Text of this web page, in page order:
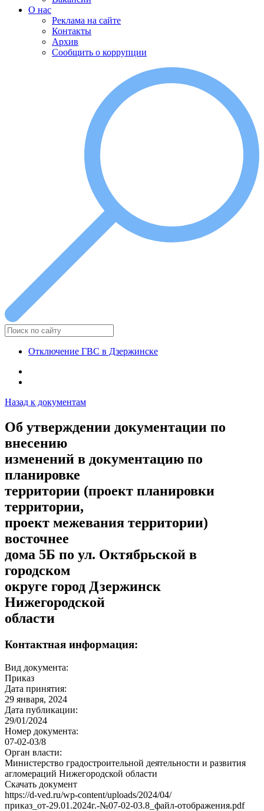
О нас
Реклама на сайте
Контакты
Архив
Сообщить о коррупции
Отключение ГВС в Дзержинске
Назад к документам
Об утверждении документации по
внесению
изменений в документацию по
планировке
территории (проект планировки
территории,
проект межевания территории)
восточнее
дома 5Б по ул. Октябрьской в
городском
округе город Дзержинск
Нижегородской
области
Контактная информация:
Вид документа:
Приказ
Дата принятия:
29 января, 2024
Дата публикации:
29/01/2024
Номер документа:
07-02-03/8
Орган власти:
Министерство градостроительной деятельности и развития
агломераций Нижегородской области
Скачать документ
https://d-ved.ru/wp-content/uploads/2024/04/
приказ_от-29.01.2024г.-№07-02-03.8_файл-отображения.pdf